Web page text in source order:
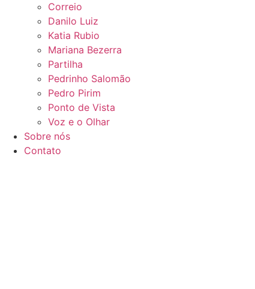
Correio
Danilo Luiz
Katia Rubio
Mariana Bezerra
Partilha
Pedrinho Salomão
Pedro Pirim
Ponto de Vista
Voz e o Olhar
Sobre nós
Contato